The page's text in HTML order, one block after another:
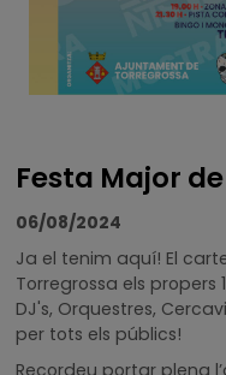
Festa Major
06/08/2024
Ja el tenim aquí! El
Torregrossa els propers
DJ's, Orquestres,
per tots els públics!
Recordeu portar plena